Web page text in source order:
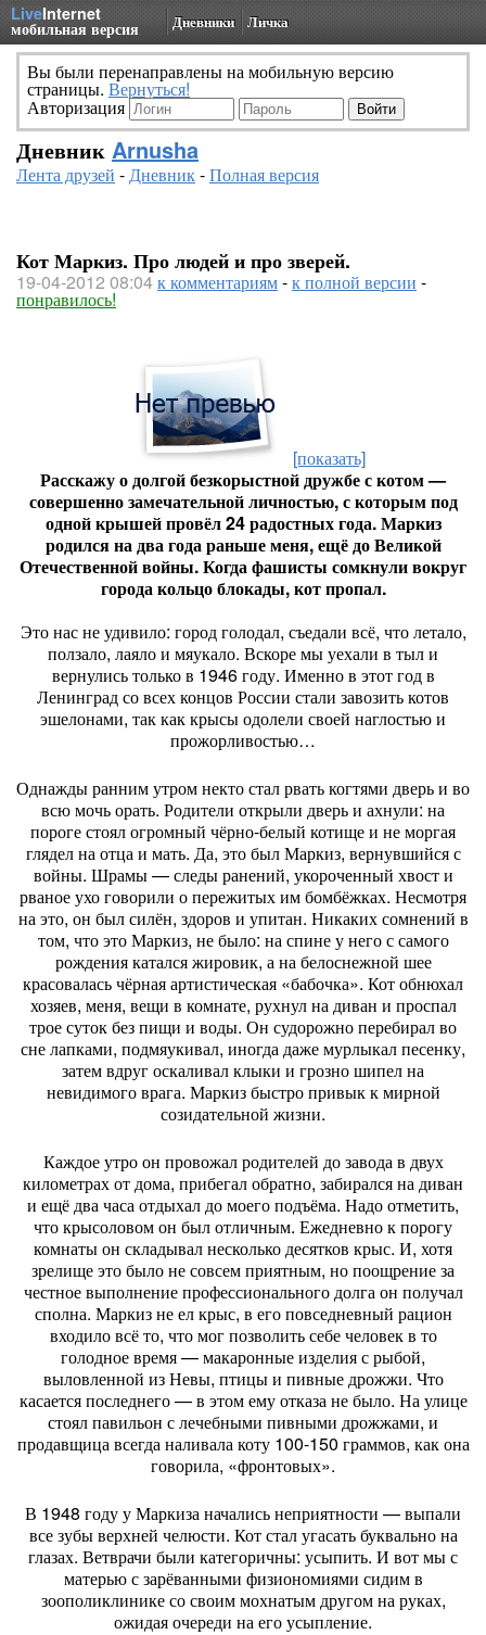
LiveInternet
мобильная версия Дневники Личка
Вы были перенаправлены на мобильную версию
страницы. Вернуться!
Авторизация
Дневник Arnusha
Лента друзей -Дневник-Полная версия
Кот Маркиз. Про людей и про зверей.
19-04-2012 08:04к комментариям-к полной версии -
понравилось!
[показать]
Расскажу о долгой безкорыстной дружбе с котом —
совершенно замечательной личностью, с которым под
одной крышей провёл 24 радостных года. Маркиз
родился на два года раньше меня, ещё до Великой
Отечественной войны. Когда фашисты сомкнули вокруг
города кольцо блокады, кот пропал.
Это нас не удивило: город голодал, съедали всё, что летало,
ползало, лаяло и мяукало. Вскоре мы уехали в тыл и
вернулись только в 1946 году. Именно в этот год в
Ленинград со всех концов России стали завозить котов
эшелонами, так как крысы одолели своей наглостью и
прожорливостью…
Однажды ранним утром некто стал рвать когтями дверь и во
всю мочь орать. Родители открыли дверь и ахнули: на
пороге стоял огромный чёрно-белый котище и не моргая
глядел на отца и мать. Да, это был Маркиз, вернувшийся с
войны. Шрамы — следы ранений, укороченный хвост и
рваное ухо говорили о пережитых им бомбёжках. Несмотря
на это, он был силён, здоров и упитан. Никаких сомнений в
том, что это Маркиз, не было: на спине у него с самого
рождения катался жировик, а на белоснежной шее
красовалась чёрная артистическая «бабочка». Кот обнюхал
хозяев, меня, вещи в комнате, рухнул на диван и проспал
трое суток без пищи и воды. Он судорожно перебирал во
сне лапками, подмяукивал, иногда даже мурлыкал песенку,
затем вдруг оскаливал клыки и грозно шипел на
невидимого врага. Маркиз быстро привык к мирной
созидательной жизни.
Каждое утро он провожал родителей до завода в двух
километрах от дома, прибегал обратно, забирался на диван
и ещё два часа отдыхал до моего подъёма. Надо отметить,
что крысоловом он был отличным. Ежедневно к порогу
комнаты он складывал несколько десятков крыс. И, хотя
зрелище это было не совсем приятным, но поощрение за
честное выполнение профессионального долга он получал
сполна. Маркиз не ел крыс, в его повседневный рацион
входило всё то, что мог позволить себе человек в то
голодное время — макаронные изделия с рыбой,
выловленной из Невы, птицы и пивные дрожжи. Что
касается последнего — в этом ему отказа не было. На улице
стоял павильон с лечебными пивными дрожжами, и
продавщица всегда наливала коту 100-150 граммов, как она
говорила, «фронтовых».
В 1948 году у Маркиза начались неприятности — выпали
все зубы верхней челюсти. Кот стал угасать буквально на
глазах. Ветврачи были категоричны: усыпить. И вот мы с
матерью с зарёванными физиономиями сидим в
зоополиклинике со своим мохнатым другом на руках,
ожидая очереди на его усыпление.